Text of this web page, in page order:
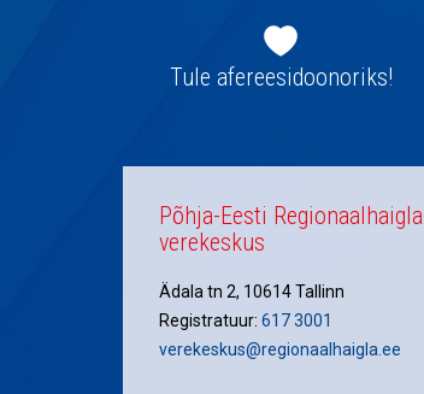
navigatsioonTule afereesidoonoriks!
Põhja-Eesti Regionaalhaigla
verekeskus
Ädala tn 2, 10614 Tallinn
Registratuur: 617 3001
verekeskus@regionaalhaigla.ee